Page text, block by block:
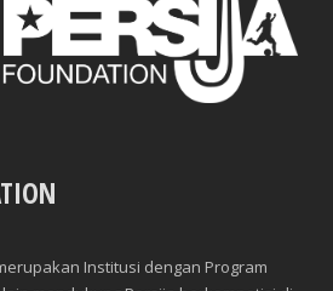
Institusi dengan Program